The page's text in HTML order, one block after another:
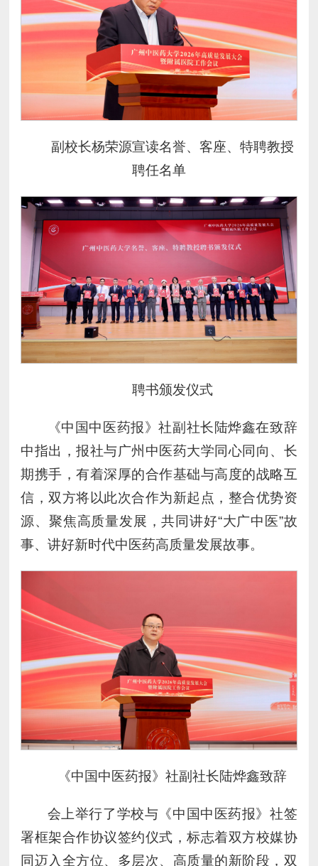
副校长杨荣源宣读名誉、客座、特聘教授
聘任名单
聘书颁发仪式
《中国中医药报》社副社长陆烨鑫在致辞
中指出，报社与广州中医药大学同心同向、长
期携手，有着深厚的合作基础与高度的战略互
信，双方将以此次合作为新起点，整合优势资
源、聚焦高质量发展，共同讲好“大广中医”故
事、讲好新时代中医药高质量发展故事。
《中国中医药报》社副社长陆烨鑫致辞
会上举行了学校与《中国中医药报》社签
署框架合作协议签约仪式，标志着双方校媒协
同迈入全方位、多层次、高质量的新阶段，双